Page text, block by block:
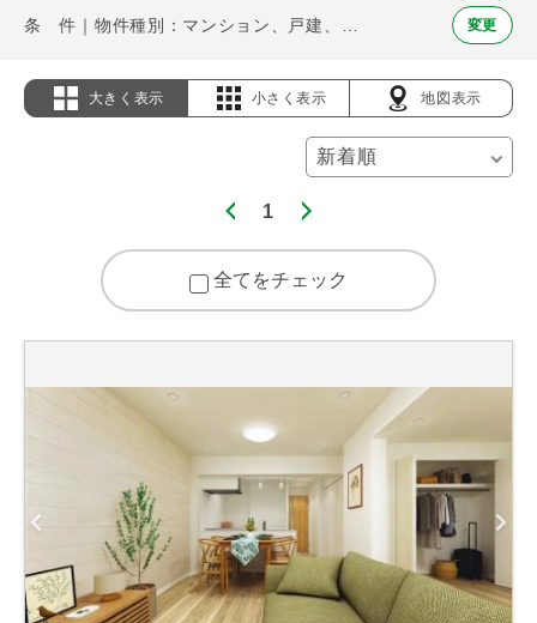
変更
大きく表示 小さく表示 地図表示
1
全てをチェック